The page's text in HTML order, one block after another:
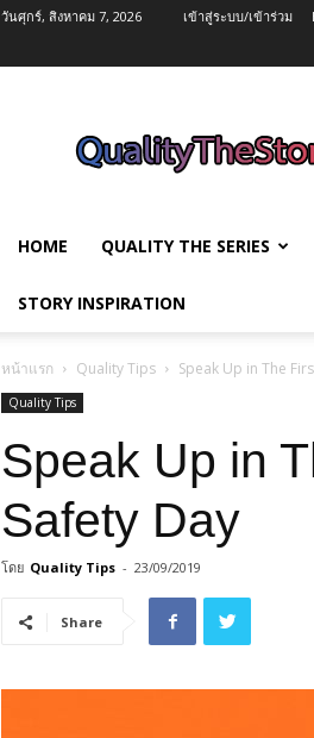
วันศุกร์, สิงหาคม 7, 2026 เข้าสู่ระบบ/เข้าร่วม
HOME QUALITY THE SERIES
STORY INSPIRATION
หน้าแรก Quality Tips Speak Up in The
Quality Tips
Speak Up in
Safety Day
โดย Quality Tips - 23/09/2019
Share